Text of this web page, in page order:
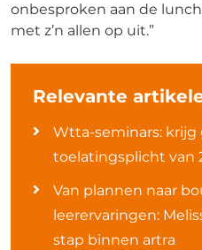
onbesproken aan de
met z’n allen op uit.”
Relevante
Wtta-seminars: krijg
toelatingsplicht van
Van plannen naar
leerervaringen:
stap binnen artra